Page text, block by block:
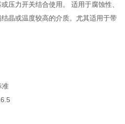
压力开关结合使用。 适用于腐蚀性、
晶或温度较高的介质。尤其适用于带
准